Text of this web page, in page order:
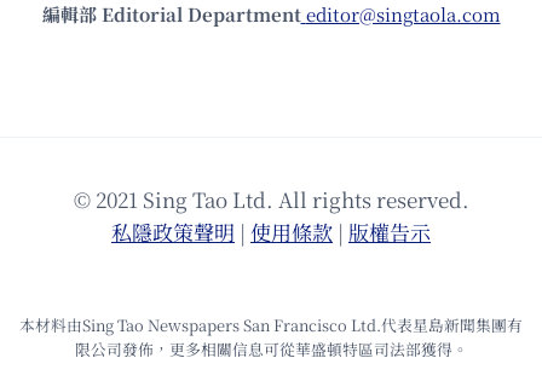
編輯部 Editorial Department editor@singtaola.com
© 2021 Sing Tao Ltd. All rights reserved.
私隱政策聲明 | 使⽤條款 | 版權告⽰
本材料由Sing Tao Newspapers San Francisco Ltd.代表星島新聞集團有
限公司發佈，更多相關信息可從華盛頓特區司法部獲得。